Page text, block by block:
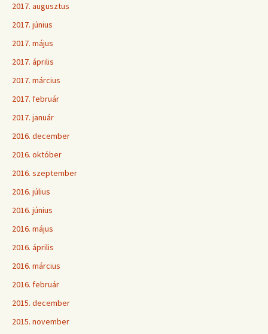
2017. augusztus
2017. június
2017. május
2017. április
2017. március
2017. február
2017. január
2016. december
2016. október
2016. szeptember
2016. július
2016. június
2016. május
2016. április
2016. március
2016. február
2015. december
2015. november